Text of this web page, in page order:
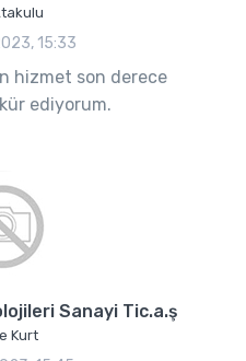
15:33
hizmet son derece
ediyorum.
Sanayi Tic.a.ş
Kurt